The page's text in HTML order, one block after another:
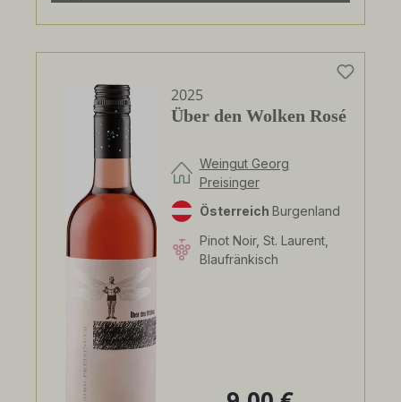
2025
Über den Wolken Rosé
Weingut Georg
Preisinger
Österreich Burgenland
Pinot Noir, St. Laurent,
Blaufränkisch